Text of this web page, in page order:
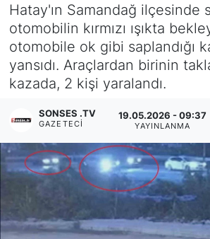
Hatay'ın Samandağ ilçesinde
otomobilin kırmızı ışıkta
otomobile ok gibi saplandığı
yansıdı. Araçlardan birinin
kazada, 2 kişi yaralandı.
SONSES .TV
GAZETECI
19.05.2026 - 09:37
YAYINLANMA
KÜLTÜR - SANAT
MAGAZİN
SAĞLIK
Siyaset
YEREL HABER
Haberde insan
Tanıtım
Tüm Manşetler
Son Dakika Haberleri
Haber Arşivi